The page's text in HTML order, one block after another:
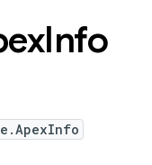
Info